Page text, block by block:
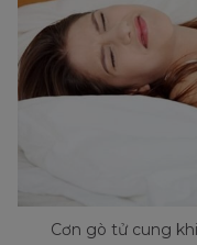
Cơn gò tử cung